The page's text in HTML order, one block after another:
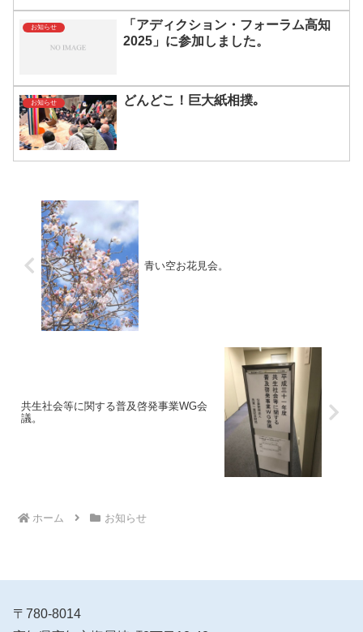
お知らせ
「アディクション・フォーラム高知
2025」に参加しました。
お知らせ どんどこ！巨大紙相撲｡
青い空お花見会。
共生社会等に関する普及啓発事業WG会
議。
ホーム お知らせ
〒780-8014